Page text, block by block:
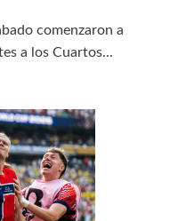
comenzaron a
a los Cuartos...